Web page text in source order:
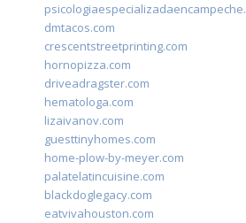
dmtacos.com
crescentstreetprinting.com
hornopizza.com
driveadragster.com
hematologa.com
lizaivanov.com
guesttinyhomes.com
home-plow-by-meyer.com
palatelatincuisine.com
blackdoglegacy.com
eatvivahouston.com